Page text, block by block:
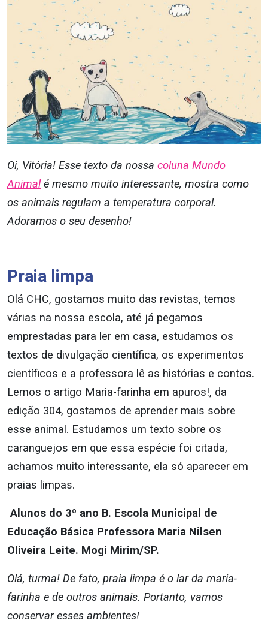
Oi, Vitória! Esse texto da nossa coluna Mundo
Animalé mesmo muito interessante, mostra como
os animais regulam a temperatura corporal.
Adoramos o seu desenho!
Praia limpa
Olá CHC, gostamos muito das revistas, temos
várias na nossa escola, até já pegamos
emprestadas para ler em casa, estudamos os
textos de divulgação científica, os experimentos
científicos e a professora lê as histórias e contos.
Lemos o artigo Maria-farinha em apuros!, da
edição 304, gostamos de aprender mais sobre
esse animal. Estudamos um texto sobre os
caranguejos em que essa espécie foi citada,
achamos muito interessante, ela só aparecer em
praias limpas.
Alunos do 3º ano B. Escola Municipal de
Educação Básica Professora Maria Nilsen
Oliveira Leite. Mogi Mirim/SP.
Olá, turma! De fato, praia limpa é o lar da maria-
farinha e de outros animais. Portanto, vamos
conservar esses ambientes!